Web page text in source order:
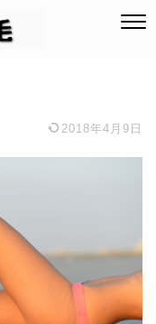
2018年4月9日